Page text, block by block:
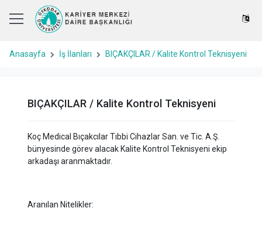
Anasayfa İş İlanları BIÇAKÇILAR / Kalite Kontrol Teknisyeni
BIÇAKÇILAR / Kalite Kontrol Teknisyeni
Koç Medical Bıçakcılar Tıbbi Cihazlar San. ve Tic. A.Ş.
bünyesinde görev alacak Kalite Kontrol Teknisyeni ekip
arkadaşı aranmaktadır.
Aranılan Nitelikler: